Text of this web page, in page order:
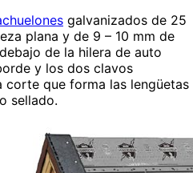
galvanizados de 25
plana y de 9 – 10 mm de
de la hilera de auto
y los dos clavos
corte que forma las lengüetas
sellado.